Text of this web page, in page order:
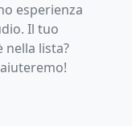
esperienza
Il tuo
lista?